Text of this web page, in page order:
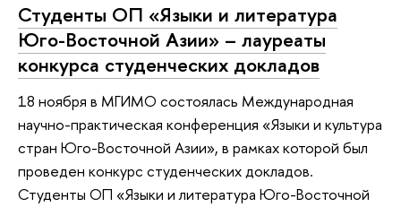
Студенты ОП «Языки и литература
Юго-Восточной Азии» – лауреаты
конкурса студенческих докладов
18 ноября в МГИМО состоялась Международная
научно-практическая конференция «Языки и культура
стран Юго-Восточной Азии», в рамках которой был
проведен конкурс студенческих докладов.
Студенты ОП «Языки и литература Юго-Восточной